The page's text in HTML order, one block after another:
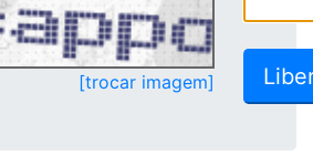
[trocar imagem]